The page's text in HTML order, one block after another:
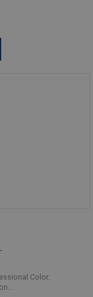
Color.